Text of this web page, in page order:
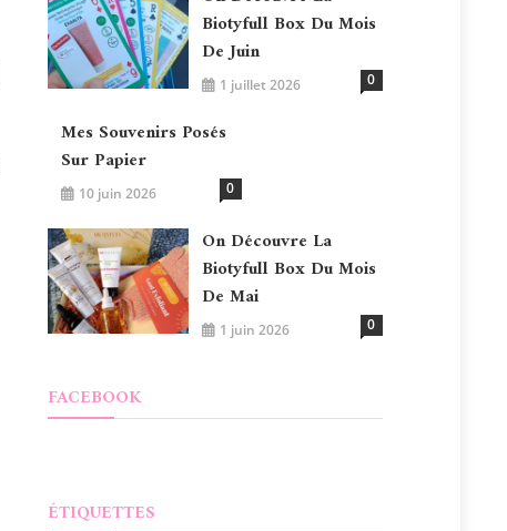
Biotyfull Box Du Mois
De Juin
1 juillet 2026 0
Mes Souvenirs Posés
Sur Papier
10 juin 2026 0
On Découvre La
Biotyfull Box Du Mois
De Mai
1 juin 2026 0
FACEBOOK
ÉTIQUETTES